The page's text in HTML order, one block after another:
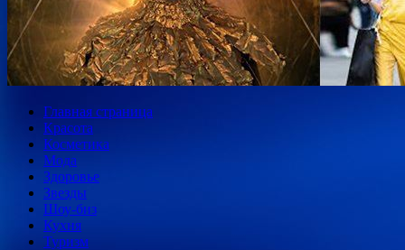
Главная страница
Красота
Косметика
Мода
Здоровье
Звезды
Шоу-биз
Кухня
Туризм